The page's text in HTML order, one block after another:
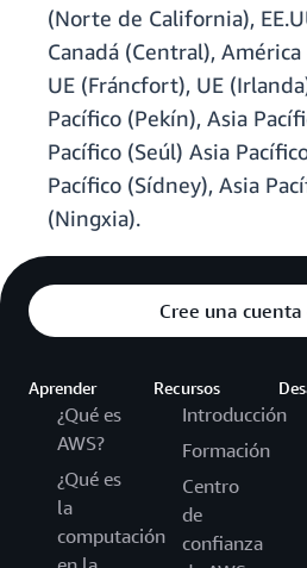
(Norte de California),
Canadá (Central),
UE (Fráncfort), UE
Pacífico (Pekín), Asia
Pacífico (Seúl) Asia
Pacífico (Sídney), Asia
(Ningxia).
Cree una cuenta
Aprender
¿Qué es
AWS?
¿Qué es
la
computación
Recursos
Introducción
Formación
Centro
de
confianza